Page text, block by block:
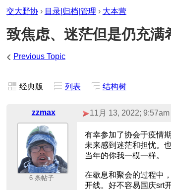
交大野协 › 目录|归档|管理 › 大本营
致焦虑、迷茫但是仍充满
‹ Previous Topic
经典版 列表 结构树
zzmax 11月 13, 2022; 9:57am
6 条帖子
有幸参加了协会于疫情
未来感到迷茫和担忧。
当年的你我一模一样。
在歇息和聚会的过程中
开线。好不容易国庆srt